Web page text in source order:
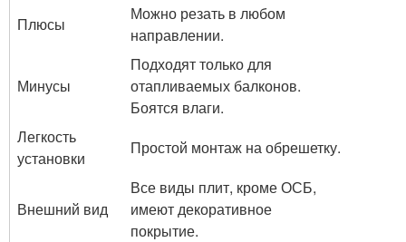
Плюсы
Можно резать в любом
направлении.
Минусы
Подходят только для
отапливаемых балконов.
Боятся влаги.
Легкость
установки
Простой монтаж на обрешетку.
Внешний вид
Все виды плит, кроме ОСБ,
имеют декоративное
покрытие.